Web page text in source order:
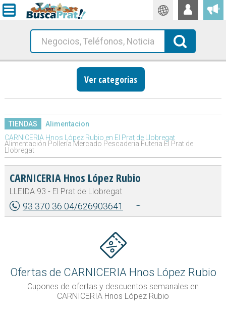
Traductor
Busca!
Ver categorias
TIENDAS
Alimentacion
CARNICERIA Hnos López Rubio en El Prat de Llobregat
Alimentación Pollería Mercado Pescaderia Futeria El Prat de
Llobregat
CARNICERIA Hnos López Rubio
LLEIDA 93 - El Prat de Llobregat
93 370 36 04/626903641
Ofertas de CARNICERIA Hnos López Rubio
Cupones de ofertas y descuentos semanales en
CARNICERIA Hnos López Rubio